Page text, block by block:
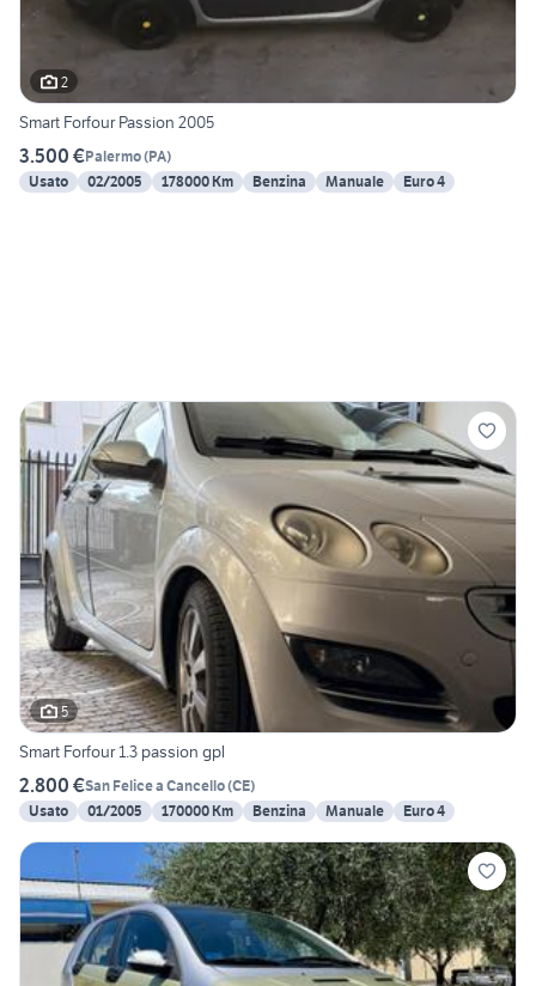
2
Smart Forfour Passion 2005
3.500 €Palermo(PA)
Usato
02/2005 178000 Km Benzina Manuale Euro 4
5
Smart Forfour 1.3 passion gpl
2.800 €San Felice a Cancello(CE)
Usato
01/2005 170000 Km Benzina Manuale Euro 4